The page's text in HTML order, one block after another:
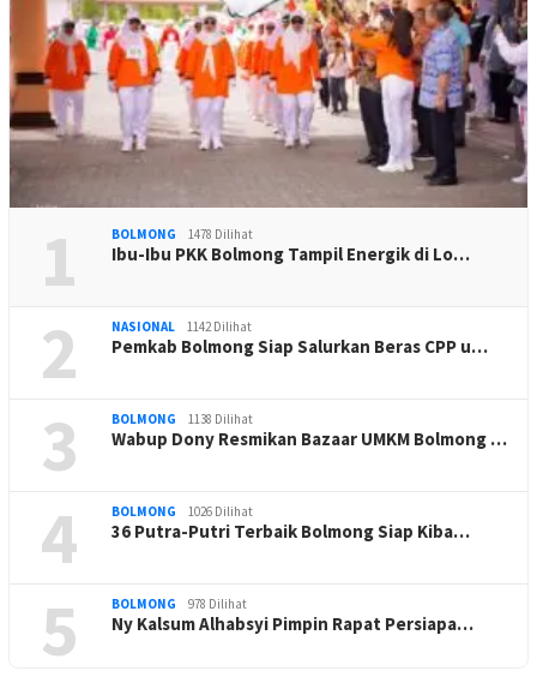
1 BOLMONG 1478 Dilihat
Ibu-Ibu PKK Bolmong Tampil Energik di Lo…
2 NASIONAL 1142 Dilihat
Pemkab Bolmong Siap Salurkan Beras CPP u…
3 BOLMONG 1138 Dilihat
Wabup Dony Resmikan Bazaar UMKM Bolmong …
4 BOLMONG 1026 Dilihat
36 Putra-Putri Terbaik Bolmong Siap Kiba…
5 BOLMONG 978 Dilihat
Ny Kalsum Alhabsyi Pimpin Rapat Persiapa…